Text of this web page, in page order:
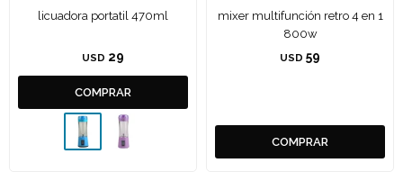
licuadora portatil 470ml
USD 29
mixer multifunción retro 4 en 1
800w
USD 59